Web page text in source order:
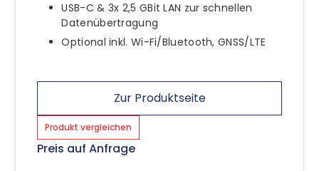
USB-C & 3x 2,5 GBit LAN zur schnellen
Datenübertragung
Optional inkl. Wi-Fi/Bluetooth, GNSS/LTE
Zur Produktseite
Produkt vergleichen
Preis auf Anfrage